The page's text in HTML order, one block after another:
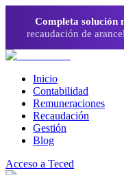
Completa solución
recaudación de
Inicio
Contabilidad
Remuneraciones
Recaudación
Gestión
Blog
Acceso a Teced